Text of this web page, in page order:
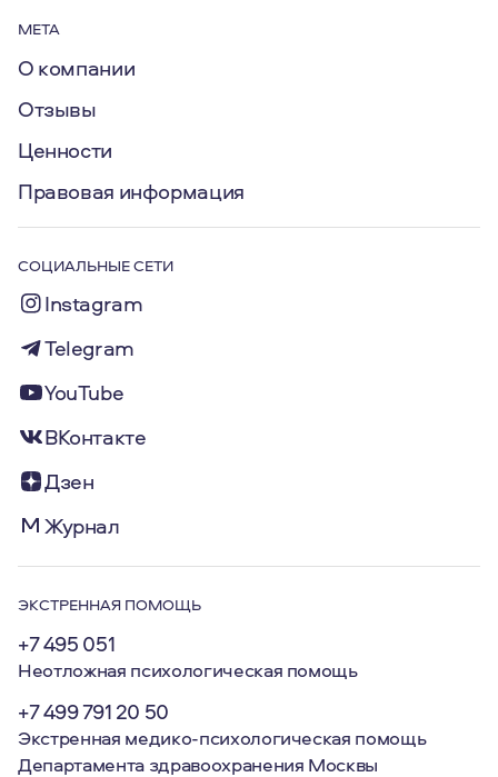
МЕТА
О компании
Отзывы
Ценности
Правовая информация
СОЦИАЛЬНЫЕ СЕТИ
Instagram
Telegram
YouTube
ВКонтакте
Дзен
Журнал
ЭКСТРЕННАЯ ПОМОЩЬ
+7 495 051
Неотложная психологическая помощь
+7 499 791 20 50
Экстренная медико-психологическая помощь
Департамента здравоохранения Москвы